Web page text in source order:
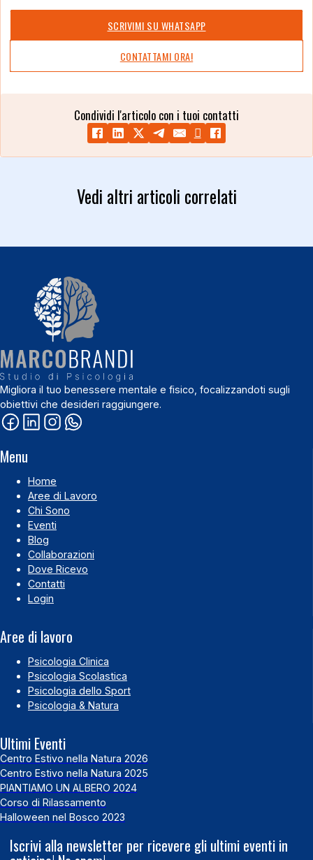
SCRIVIMI SU WHATSAPP
CONTATTAMI ORA!
Condividi l'articolo con i tuoi contatti
Vedi altri articoli correlati
Migliora il tuo benessere mentale e fisico, focalizzandoti sugli
obiettivi che desideri raggiungere.
Menu
Home
Aree di Lavoro
Chi Sono
Eventi
Blog
Collaborazioni
Dove Ricevo
Contatti
Login
Aree di lavoro
Psicologia Clinica
Psicologia Scolastica
Psicologia dello Sport
Psicologia & Natura
Ultimi Eventi
Centro Estivo nella Natura 2026
Centro Estivo nella Natura 2025
PIANTIAMO UN ALBERO 2024
Corso di Rilassamento
Halloween nel Bosco 2023
Iscrivi alla newsletter per ricevere gli ultimi eventi in